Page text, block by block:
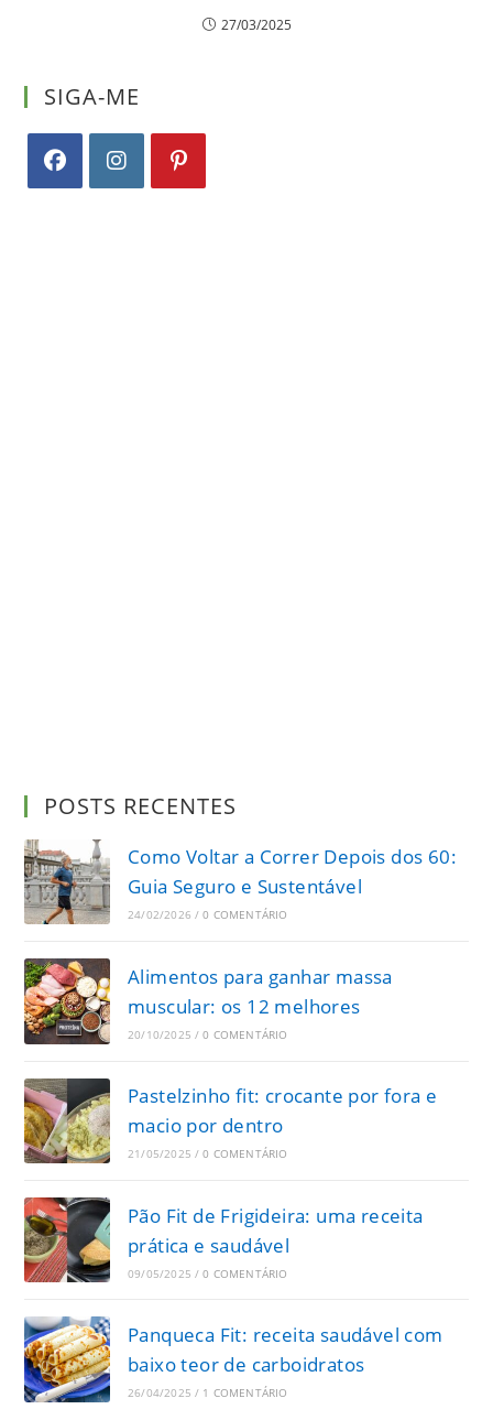
27/03/2025
SIGA-ME
POSTS RECENTES
Como Voltar a Correr Depois dos 60:
Guia Seguro e Sustentável
24/02/2026 / 0 COMENTÁRIO
Alimentos para ganhar massa
muscular: os 12 melhores
20/10/2025 / 0 COMENTÁRIO
Pastelzinho fit: crocante por fora e
macio por dentro
21/05/2025 / 0 COMENTÁRIO
Pão Fit de Frigideira: uma receita
prática e saudável
09/05/2025 / 0 COMENTÁRIO
Panqueca Fit: receita saudável com
baixo teor de carboidratos
26/04/2025 / 1 COMENTÁRIO